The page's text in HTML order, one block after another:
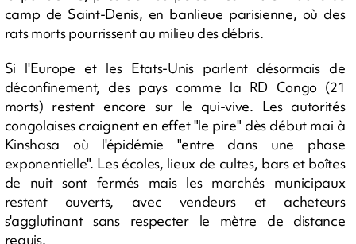
camp de Saint-Denis, en banlieue parisienne, où des
rats morts pourrissent au milieu des débris.
Si l'Europe et les Etats-Unis parlent désormais de
déconfinement, des pays comme la RD Congo (21
morts) restent encore sur le qui-vive. Les autorités
congolaises craignent en effet "le pire" dès début mai à
Kinshasa où l'épidémie "entre dans une phase
exponentielle". Les écoles, lieux de cultes, bars et boîtes
de nuit sont fermés mais les marchés municipaux
restent ouverts, avec vendeurs et acheteurs
s'agglutinant sans respecter le mètre de distance
requis.